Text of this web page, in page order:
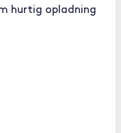
hurtig opladning